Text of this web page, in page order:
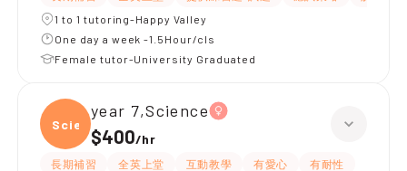
1 to 1 tutoring-Happy Valley
One day a week -1.5Hour/cls
Female tutor-University Graduated
Scien
year 7,Science
$400/hr
長期補習 全英上堂 互動教學 有愛心
有耐性